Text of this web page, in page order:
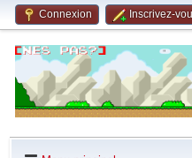
Connexion Inscrivez-